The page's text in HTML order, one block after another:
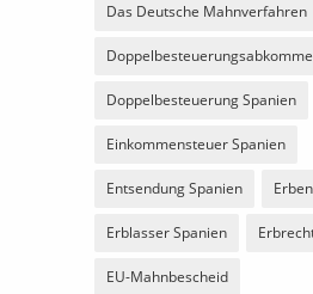
Das Deutsche Mahnverfahren
Doppelbesteuerung Spanien
Einkommensteuer Spanien
Entsendung Spanien
Erblasser Spanien
EU-Mahnbescheid